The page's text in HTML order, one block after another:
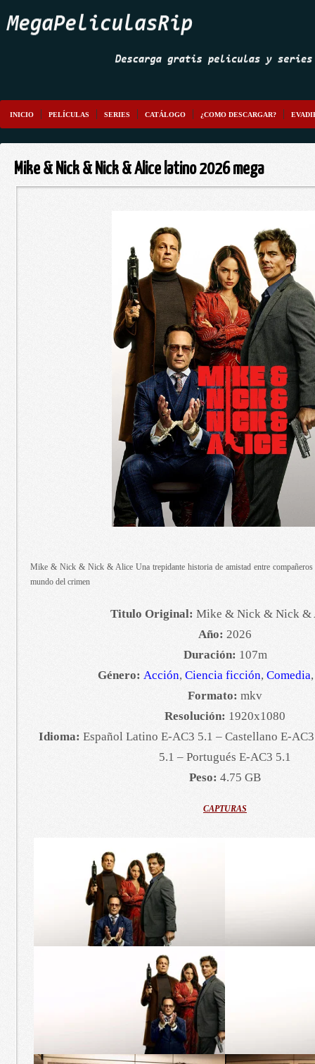
INICIO PELÍCULAS SERIES CATÁLOGO ¿COMO DESCARGAR?
Mike & Nick & Nick & Alice latino 2026 mega
Mike & Nick & Nick & Alice Una trepidante historia de amistad entre
mundo del crimen
Titulo Original: Mike & Nick & Nick &
Año: 2026
Duración: 107m
Género: Acción, Ciencia ficción, Comedia
Formato: mkv
Resolución: 1920x1080
Idioma: Español Latino E-AC3 5.1 – Castellano E-
5.1 – Portugués E-AC3 5.1
Peso: 4.75 GB
CAPTURAS